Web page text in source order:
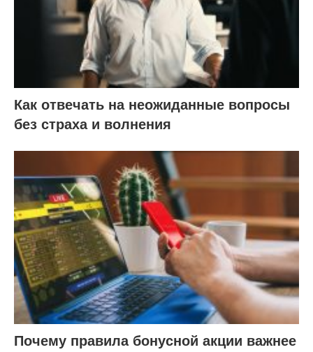
Как отвечать на неожиданные вопросы
без страха и волнения
Почему правила бонусной акции важнее